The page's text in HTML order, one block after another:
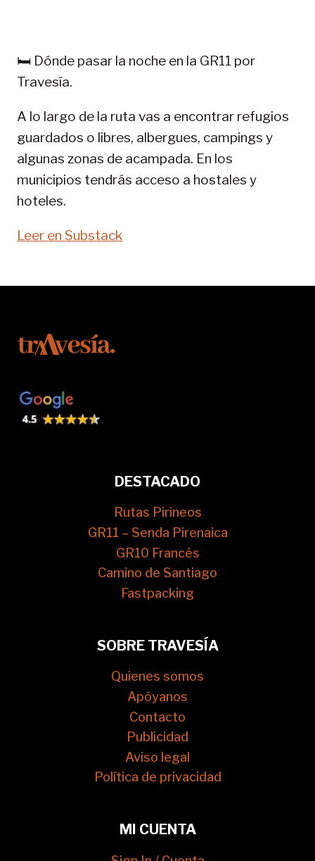
11-
🛏️ Dónde pasar la noche en la GR11 por
Travesía.
A lo largo de la ruta vas a encontrar refugios
guardados o libres, albergues, campings y
algunas zonas de acampada. En los
municipios tendrás acceso a hostales y
hoteles.
Leer en Substack
DESTACADO
Rutas Pirineos
GR11 – Senda Pirenaica
GR10 Francés
Camino de Santiago
Fastpacking
SOBRE TRAVESÍA
Quienes somos
Apóyanos
Contacto
Publicidad
Aviso legal
Política de privacidad
MI CUENTA